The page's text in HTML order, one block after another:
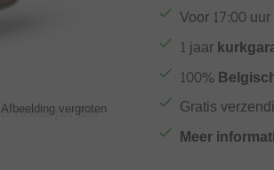
Afbeelding vergroten
Voor 17:00
1 jaar
100%
Gratis
Meer